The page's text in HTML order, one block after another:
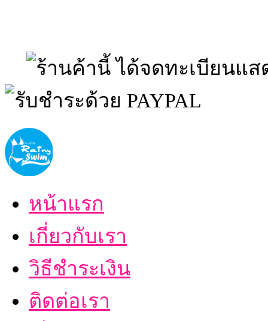
หน้าแรก
เกี่ยวกับเรา
วิธีชำระเงิน
ติดต่อเรา